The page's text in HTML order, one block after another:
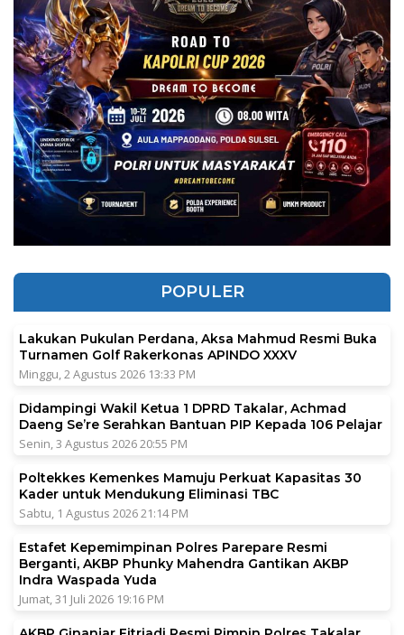
POPULER
Lakukan Pukulan Perdana, Aksa Mahmud Resmi Buka
Turnamen Golf Rakerkonas APINDO XXXV
Minggu, 2 Agustus 2026 13:33 PM
Didampingi Wakil Ketua 1 DPRD Takalar, Achmad
Daeng Se’re Serahkan Bantuan PIP Kepada 106 Pelajar
Senin, 3 Agustus 2026 20:55 PM
Poltekkes Kemenkes Mamuju Perkuat Kapasitas 30
Kader untuk Mendukung Eliminasi TBC
Sabtu, 1 Agustus 2026 21:14 PM
Estafet Kepemimpinan Polres Parepare Resmi
Berganti, AKBP Phunky Mahendra Gantikan AKBP
Indra Waspada Yuda
Jumat, 31 Juli 2026 19:16 PM